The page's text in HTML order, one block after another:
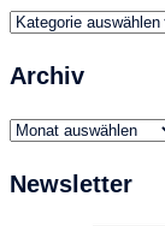
Themen
Archiv
Archiv
Newsletter